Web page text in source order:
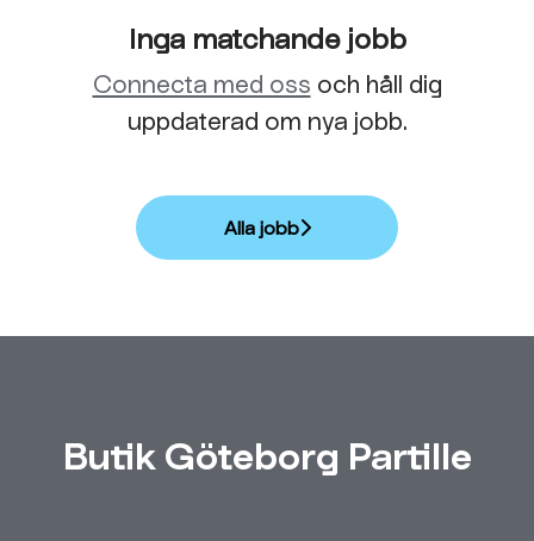
Inga matchande jobb
Connecta med oss och håll dig
uppdaterad om nya jobb.
Alla jobb
Butik Göteborg Partille